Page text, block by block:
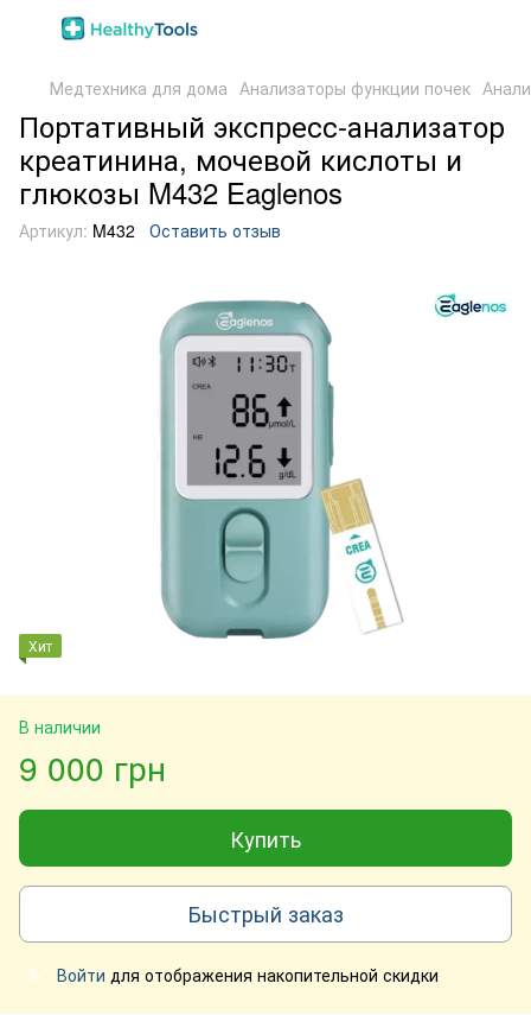
Медтехника для дома Анализаторы функции почек
Портативный экспресс-анализатор
креатинина, мочевой кислоты и
глюкозы M432 Eaglenos
Артикул: M432 Оставить отзыв
Хит
В наличии
9 000 грн
Купить
Быстрый заказ
% Войти для отображения накопительной скидки